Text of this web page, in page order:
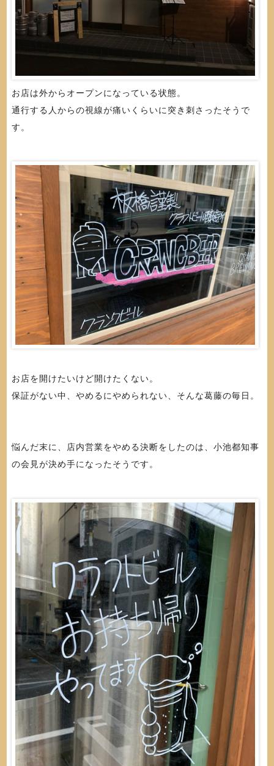
お店は外からオープンになっている状態。
通行する人からの視線が痛いくらいに突き刺さったそうで
す。
お店を開けたいけど開けたくない。
保証がない中、やめるにやめられない、そんな葛藤の毎日。
悩んだ末に、店内営業をやめる決断をしたのは、小池都知事
の会見が決め手になったそうです。